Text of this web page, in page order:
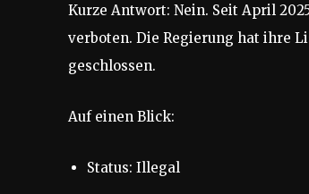
Kurze Antwort: Nein. Seit April
verboten. Die Regierung hat ihre
geschlossen.
Auf einen Blick:
Status: Illegal